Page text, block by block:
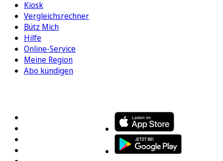
Kiosk
Vergleichsrechner
Bütz Mich
Hilfe
Online-Service
Meine Region
Abo kündigen